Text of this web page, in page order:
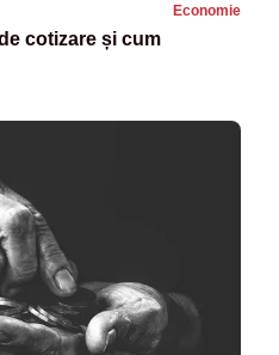
Economie
cotizare și cum